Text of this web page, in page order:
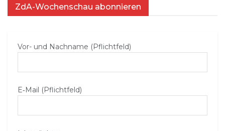
ZdA-Wochenschau abonnieren
Vor- und Nachname (Pflichtfeld)
E‑Mail (Pflichtfeld)